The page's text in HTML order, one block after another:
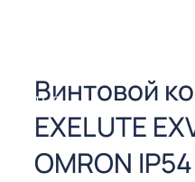
Винтовой
EXELUTE
OMRON IP54